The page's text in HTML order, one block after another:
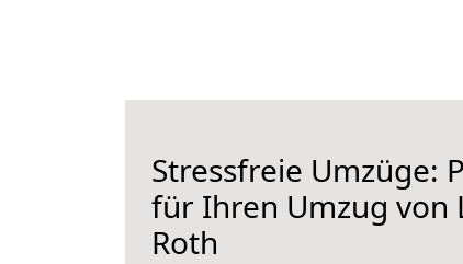
Stressfreie Umzüge:
für Ihren Umzug von
Roth